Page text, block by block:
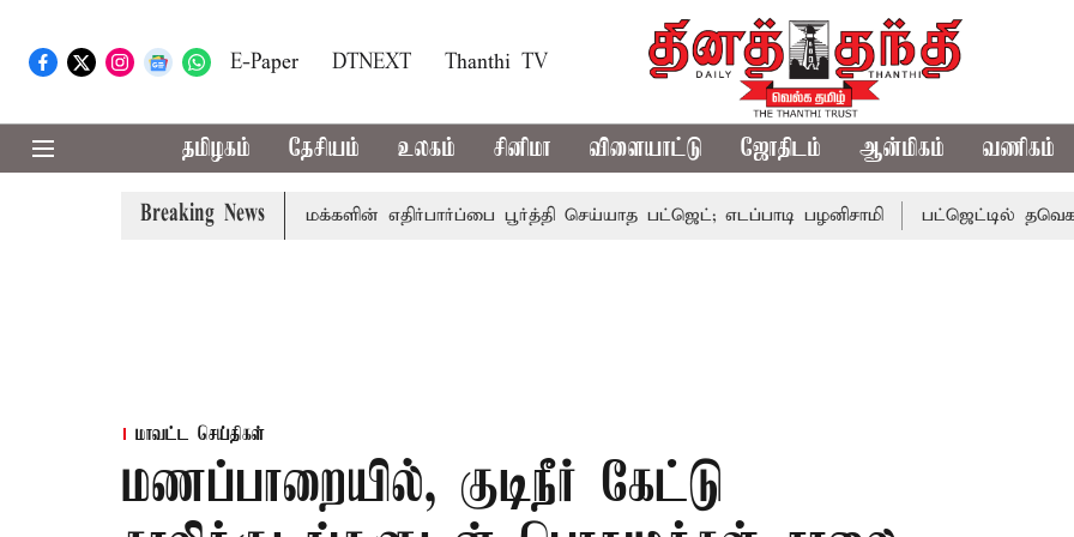
E-Paper DTNEXT Thanthi TV
தமிழகம் தேசியம் உலகம் சினிமா விளையாட்டு ஜோதிடம் ஆன்மிகம் வணிகம்
Breaking News
ஜே.சி.டி.பிரபாகர் மக்களின் எதிர்பார்ப்பை பூர்த்தி செய்யாத பட்ஜெட்; எடப்பாடி பழனிசாமி பட்ஜெட்டில் தவெக அரசின்
மாவட்ட செய்திகள்
மணப்பாறையில், குடிநீர் கேட்டு